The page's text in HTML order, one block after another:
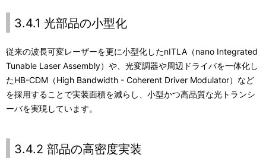
3.4.1 光部品の小型化
従来の波長可変レーザーを更に小型化したnITLA（nano Integrated
Tunable Laser Assembly）や、光変調器や周辺ドライバを一体化し
たHB-CDM（High Bandwidth - Coherent Driver Modulator）など
を採用することで実装面積を減らし、小型かつ高品質な光トランシ
ーバを実現しています。
3.4.2 部品の高密度実装